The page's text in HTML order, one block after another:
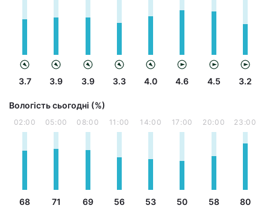
3.7 3.9 3.9 3.3 4.0 4.6 4.5 3.2
Вологість сьогодні (%)
02:00
68
05:00
71
08:00
69
11:00
56
14:00
53
17:00
50
20:00
58
23:00
80